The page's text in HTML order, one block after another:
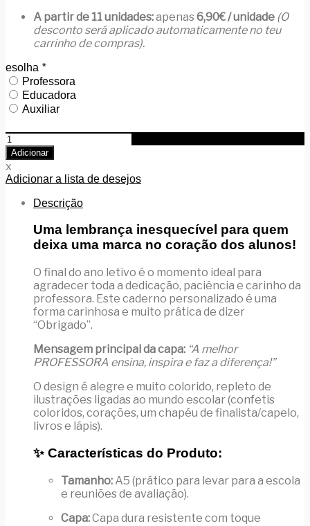
A partir de 11 unidades:apenas 6,90€ / unidade (O
desconto será aplicado automaticamente no teu
carrinho de compras).
esolha *
Professora
Educadora
Auxiliar
Quantidade
de
Caderno
A5
Personalizado
Melhor
Professora"
Adicionar
x
Adicionar a lista de desejos
Descrição
Uma lembrança inesquecível para quem
deixa uma marca no coração dos alunos!
O final do ano letivo é o momento ideal para
agradecer toda a dedicação, paciência e carinho da
professora. Este caderno personalizado é uma
forma carinhosa e muito prática de dizer
“Obrigado”.
Mensagem principal da capa: “A melhor
PROFESSORA ensina, inspira e faz a diferença!”
O design é alegre e muito colorido, repleto de
ilustrações ligadas ao mundo escolar (confetis
coloridos, corações, um chapéu de finalista/capelo,
livros e lápis).
✨ Características do Produto:
Tamanho: A5 (prático para levar para a escola
e reuniões de avaliação).
Capa:Capa dura resistente com toque